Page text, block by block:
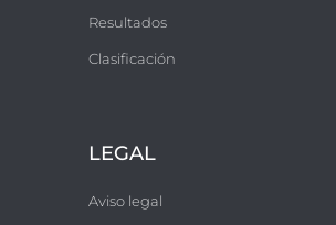
Resultados
Clasificación
LEGAL
Aviso legal